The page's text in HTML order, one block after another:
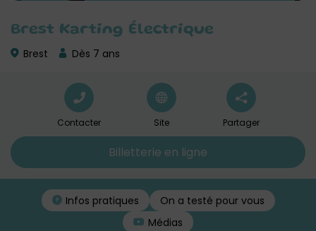
Brest Karting Électrique
Brest Dès 7 ans
Contacter Site Partager
Billetterie en ligne
Infos pratiques
On a testé pour vous
Médias